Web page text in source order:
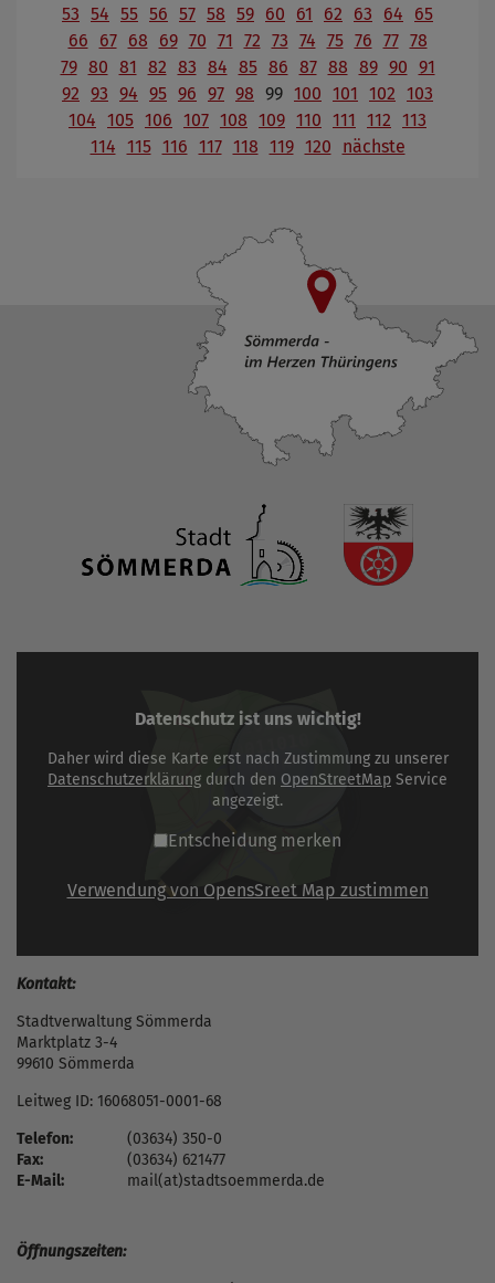
53 54 55 56 57 58 59 60 61 62 63 64
65
66
67 68 69 70 71 72 73 74 75 76 77 78
79 80 81 82 83 84 85 86 87 88 89 90 91
92 93 94 95 96 97 98 99 100 101 102 103
104 105 106 107 108 109 110 111 112 113
114 115 116 117 118 119 120 nächste
Datenschutz ist uns wichtig!
Daher wird diese Karte erst nach Zustimmung zu unserer
Datenschutzerklärung durch den OpenStreetMap Service
angezeigt.
Entscheidung merken
Verwendung von OpensSreet Map zustimmen
Kontakt:
Stadtverwaltung Sömmerda
Marktplatz 3-4
99610 Sömmerda
Leitweg ID: 16068051-0001-68
Telefon:
(03634) 350-0
Fax:
(03634) 621477
E-Mail:
mail(at)stadtsoemmerda.de
Öffnungszeiten: